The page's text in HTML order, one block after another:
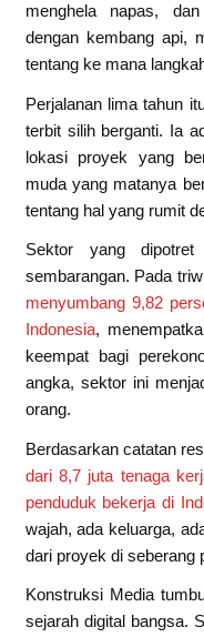
menghela napas,
dengan kembang api,
tentang ke mana
Perjalanan lima tahun
terbit silih berganti. Ia
lokasi proyek yang
muda yang matanya
tentang hal yang rumit
Sektor yang
sembarangan. Pada
menyumbang 9,82
Indonesia,
keempat bagi
angka, sektor ini
orang.
Berdasarkan catatan
dari 8,7 juta tenaga
penduduk bekerja di
wajah, ada keluarga,
dari proyek di seberang
Konstruksi Media
sejarah digital bangsa.